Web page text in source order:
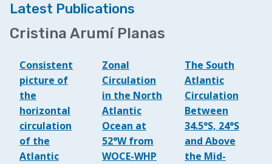
Latest Publications
Cristina Arumí Planas
Consistent
picture of
the
horizontal
circulation
of the
Atlantic
Zonal
Circulation
in the North
Atlantic
Ocean at
52°W from
WOCE-WHP
The South
Atlantic
Circulation
Between
34.5°S, 24°S
and Above
the Mid-